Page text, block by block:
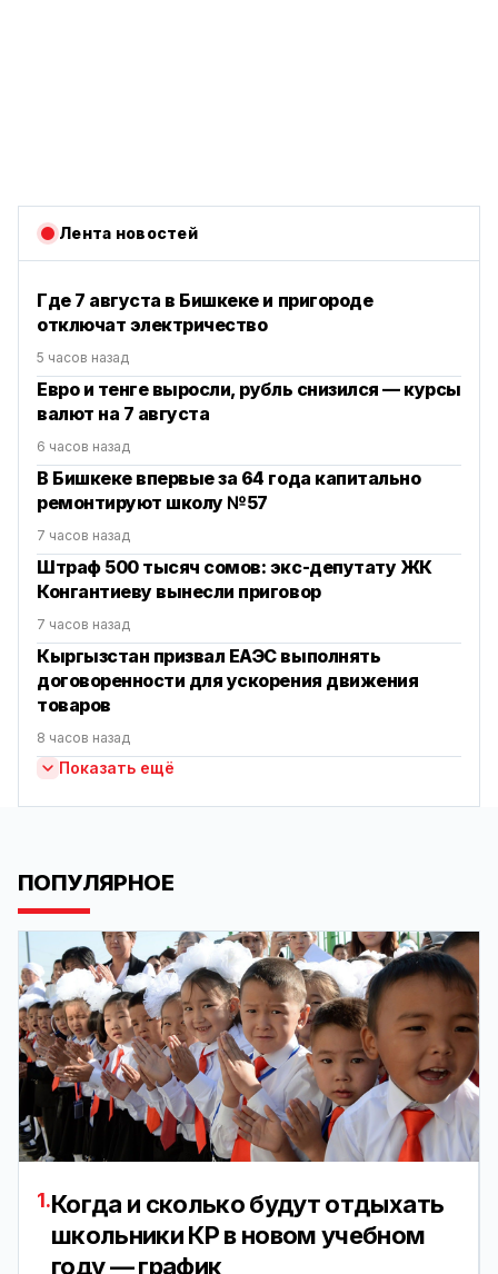
Лента новостей
Где 7 августа в Бишкеке и пригороде
отключат электричество
5 часов назад
Евро и тенге выросли, рубль снизился — курсы
валют на 7 августа
6 часов назад
В Бишкеке впервые за 64 года капитально
ремонтируют школу №57
7 часов назад
Штраф 500 тысяч сомов: экс-депутату ЖК
Конгантиеву вынесли приговор
7 часов назад
Кыргызстан призвал ЕАЭС выполнять
договоренности для ускорения движения
товаров
8 часов назад
Показать ещё
ПОПУЛЯРНОЕ
1.Когда и сколько будут отдыхать
школьники КР в новом учебном
году — график